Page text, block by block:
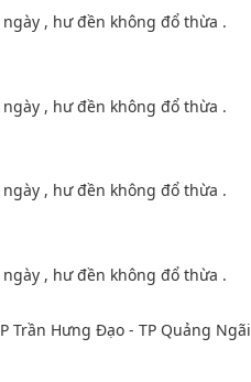
Trần Hưng Đạo - TP Quảng Ngãi